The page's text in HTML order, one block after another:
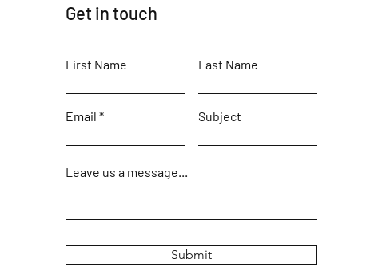
Get in touch
First Name Last Name
Email Subject
Leave us a message...
Submit